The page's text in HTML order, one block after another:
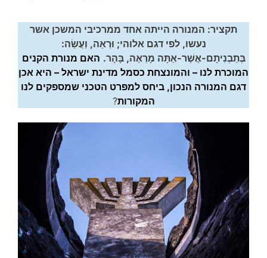
תקציר: המנורה הייתה אחד ממרכיבי המשכן אשר
נעשו, לפי דגם אלוהי; וּרְאֵה, וַעֲשֵׂה:
בְּתַבְנִיתָם-אֲשֶׁר-אַתָּה מָרְאֶה, בָּהָר. האם מנורת הקנים
המוכרת לנו – והמונצחת כסמל מדינת ישראל – היא אכן
דגם המנורה הנכון, ביחס למפרט הטכני שמספקים לנו
המקורות?